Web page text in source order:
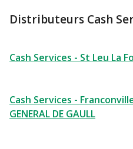
Distributeurs Cash
Cash Services - St Leu La
Cash Services -
GENERAL DE GAULL